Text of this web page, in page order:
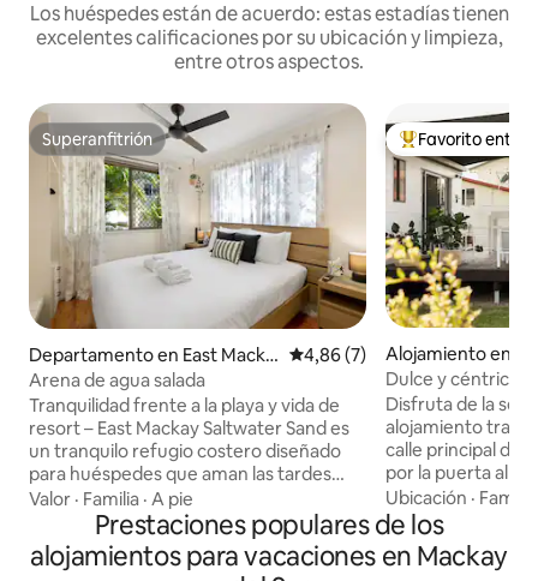
Los huéspedes están de acuerdo: estas estadías tienen
excelentes calificaciones por su ubicación y limpieza,
entre otros aspectos.
Superanfitrión
Superanfitrión
Departamento en East Macka
y
Calificación promedio: 4,86
4,86 (7)
Arena de agua salada
Tranquilidad frente a la playa y vida de
resort – East Mackay Saltwater Sand es
un tranquilo refugio costero diseñado
para huéspedes que aman las tardes
tranquilas, la brisa del mar y la vida
relajada de un complejo turístico.
Ubicado en un complejo frente a la playa
de estilo tiki con acceso privado a la
Valor · Familia · A pie
Favorito entre
Favorito entre
Alojamiento en
ay
Dulce y céntrico
Disfruta de la
alojamiento
calle principal de
por la puerta al
Gooseponds, que
de patinaje,
parques infantiles
comunitaria,
Ubicación · Familia
Prestaciones populares de los
alojamientos para vacaciones en Mackay